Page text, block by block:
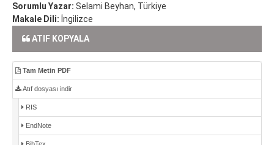
Sorumlu Yazar: Selami Beyhan, Türkiye
Makale Dili: İngilizce
ATIF KOPYALA
Tam Metin PDF
Atıf dosyası indir
RIS
EndNote